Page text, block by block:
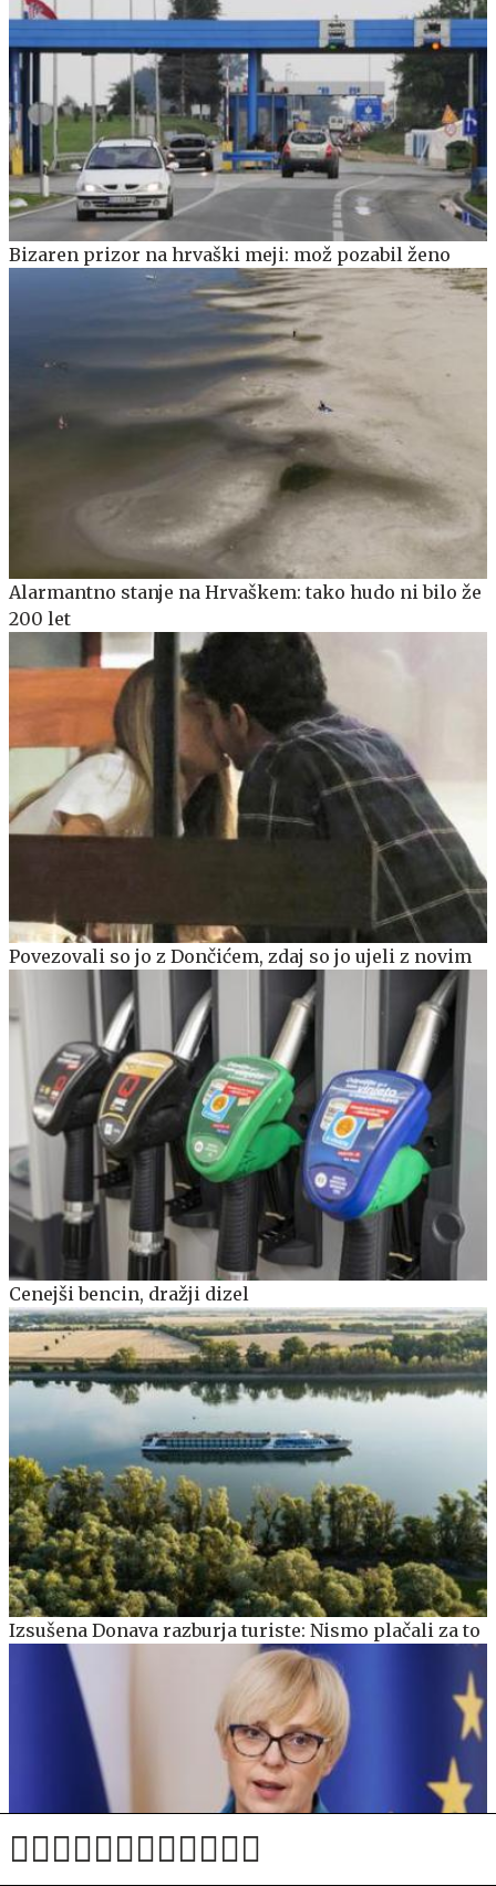
Bizaren prizor na hrvaški meji: mož pozabil ženo
Alarmantno stanje na Hrvaškem: tako hudo ni bilo že
200 let
Povezovali so jo z Dončićem, zdaj so jo ujeli z novim
Cenejši bencin, dražji dizel
Izsušena Donava razburja turiste: Nismo plačali za to